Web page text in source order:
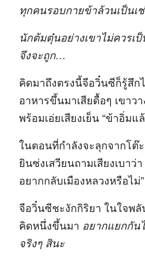
ทุกคนรอบกายข้าล้วนเป็นเ
นักต้มตุ๋นอย่างเขาไม่ควรเ
จึงจะถูก…
คิดมาถึงตรงนี้จีอวิ๋นซีก็รู้สึก
อาหารขึ้นมาเสียดื้อๆ เขาวา
พร้อมเอ่ยเสียงเย็น “ข้าอิ่มแล้
ในตอนที่กำลังจะลุกจากโต๊
ยินซ่งเสวียนถามเสียงเบา
อยากกลับเมืองหลวงหรือไม่”
จีอวิ๋นซีชะงักกิริยา ในใจพลั
คิดหนึ่งขึ้นมา อยากแยกกัน
จริงๆ สินะ